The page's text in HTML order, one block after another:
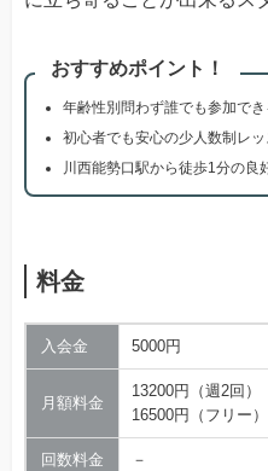
おすすめポイント！
年齢性別問わず誰でも参加で
初心者でも安心の少人数制レ
川西能勢口駅から徒歩1分の良
料金
入会金 5000円
月額料金
13200円（週2回）
16500円（フリー）
回数料金 －